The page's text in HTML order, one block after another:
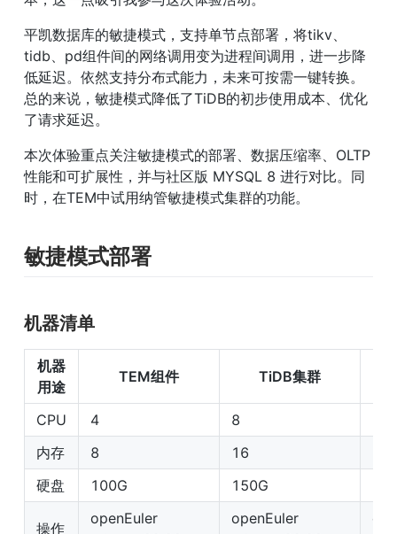
平凯数据库的敏捷模式，支持单节点部署，将tikv、
tidb、pd组件间的网络调用变为进程间调用，进一步降
低延迟。依然支持分布式能力，未来可按需一键转换。
总的来说，敏捷模式降低了TiDB的初步使用成本、优化
了请求延迟。
本次体验重点关注敏捷模式的部署、数据压缩率、OLTP
性能和可扩展性，并与社区版 MYSQL 8 进行对比。同
时，在TEM中试用纳管敏捷模式集群的功能。
敏捷模式部署
机器清单
机器
用途
TEM组件 TiDB集群
CPU 4 8
内存
8 16
硬盘
100G 150G
操作
openEuler
openEuler